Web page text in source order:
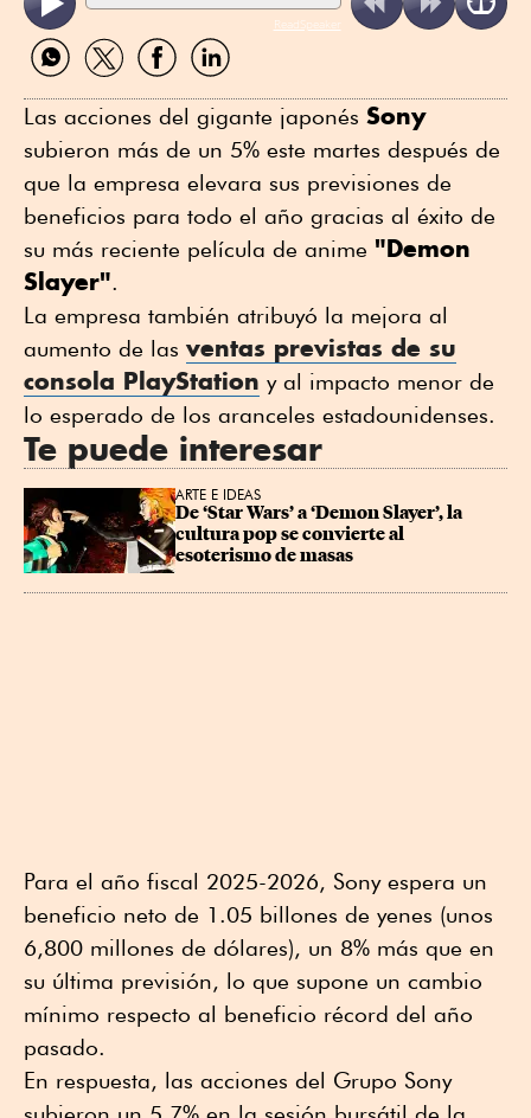
ReadSpeaker
Compartir
por
Compartir
por
Compartir
por
Compartir
por
Las acciones del gigante japonés Sony
subieron más de un 5% este martes después de
que la empresa elevara sus previsiones de
beneficios para todo el año gracias al éxito de
su más reciente película de anime "Demon
Slayer".
La empresa también atribuyó la mejora al
aumento de las ventas previstas de su
consola PlayStation y al impacto menor de
lo esperado de los aranceles estadounidenses.
Te puede interesar
ARTE E IDEAS
De ‘Star Wars’ a ‘Demon Slayer’, la
cultura pop se convierte al
esoterismo de masas
Para el año fiscal 2025-2026, Sony espera un
beneficio neto de 1.05 billones de yenes (unos
6,800 millones de dólares), un 8% más que en
su última previsión, lo que supone un cambio
mínimo respecto al beneficio récord del año
pasado.
En respuesta, las acciones del Grupo Sony